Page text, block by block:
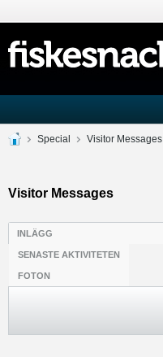
Special Visitor Messages
Visitor Messages
INLÄGG
SENASTE AKTIVITETEN
FOTON